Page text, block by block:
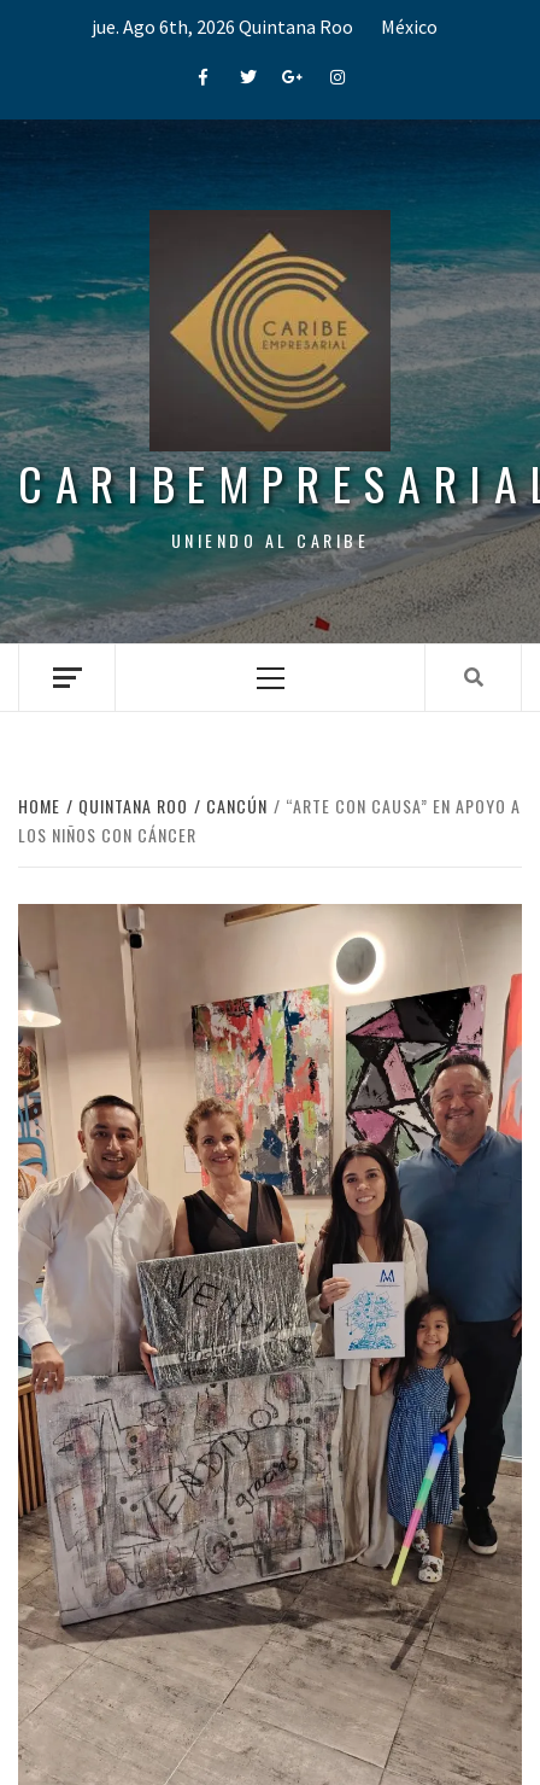
jue. Ago 6th, 2026 Quintana Roo México
FacebookTwitterGoogle+Instagram
UNIENDO AL CARIBE
Menu
HOME QUINTANA ROO CANCÚN
“ARTE CON CAUSA” EN APOYO A
LOS NIÑOS CON CÁNCER